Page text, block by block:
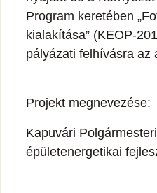
Program keretében
kialakítása” (KEOP-
pályázati felhívásra az
Projekt megnevezése:
Kapuvári
épületenergetikai